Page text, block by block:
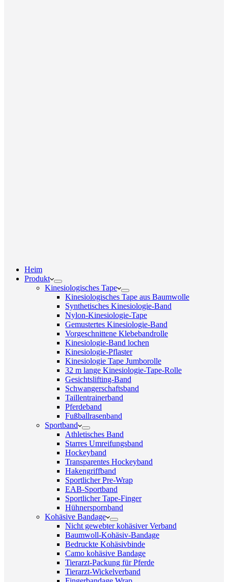
Heim
Produkt
Kinesiologisches Tape
Kinesiologisches Tape aus Baumwolle
Synthetisches Kinesiologie-Band
Nylon-Kinesiologie-Tape
Gemustertes Kinesiologie-Band
Vorgeschnittene Klebebandrolle
Kinesiologie-Band lochen
Kinesiologie-Pflaster
Kinesiologie Tape Jumborolle
32 m lange Kinesiologie-Tape-Rolle
Gesichtslifting-Band
Schwangerschaftsband
Taillentrainerband
Pferdeband
Fußballrasenband
Sportband
Athletisches Band
Starres Umreifungsband
Hockeyband
Transparentes Hockeyband
Hakengriffband
Sportlicher Pre-Wrap
EAB-Sportband
Sportlicher Tape-Finger
Hühnerspornband
Kohäsive Bandage
Nicht gewebter kohäsiver Verband
Baumwoll-Kohäsiv-Bandage
Bedruckte Kohäsivbinde
Camo kohäsive Bandage
Tierarzt-Packung für Pferde
Tierarzt-Wickelverband